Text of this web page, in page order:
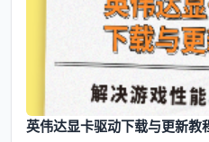
英伟达显卡驱动下载与更新教